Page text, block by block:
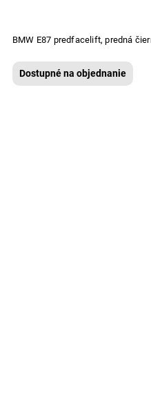
BMW E87 predfacelift, predná
Dostupné na objednanie